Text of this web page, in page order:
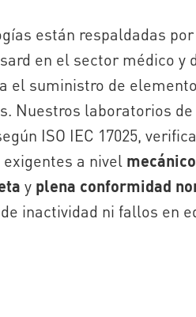
están respaldadas
en el sector médico
el suministro de
. Nuestros laboratorios
ISO IEC 17025,
a nivel
y plena conformidad
inactividad ni fallos en